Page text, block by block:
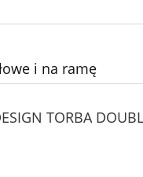
i na ramę
TORBA